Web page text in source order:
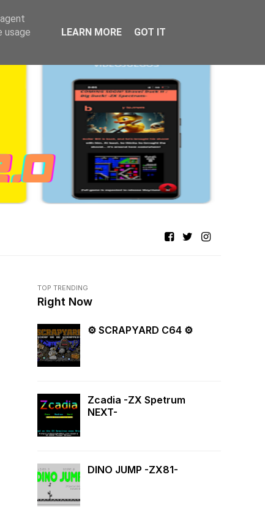
TOP TRENDING
Right Now
⚙ SCRAPYARD C64 ⚙
Zcadia -ZX Spetrum
NEXT-
DINO JUMP -ZX81-
usage
LEARN MORE GOT IT